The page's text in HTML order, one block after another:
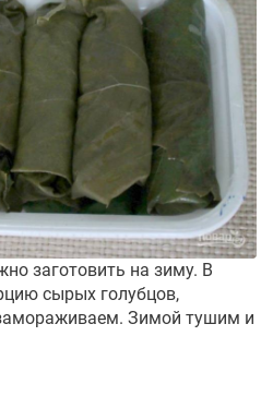
заготовить на зиму. В
сырых голубцов,
Зимой тушим и